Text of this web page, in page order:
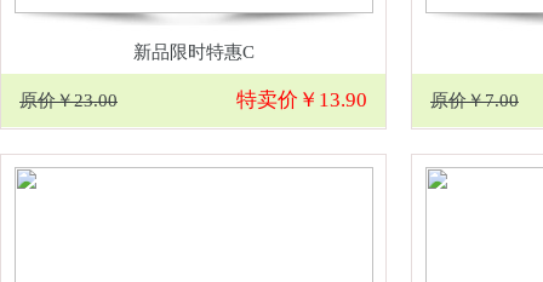
新品限时特惠C
原价￥23.00 特卖价￥13.90 原价￥7.00